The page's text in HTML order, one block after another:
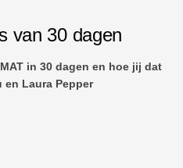
van 30 dagen
in 30 dagen en hoe jij dat
Laura Pepper